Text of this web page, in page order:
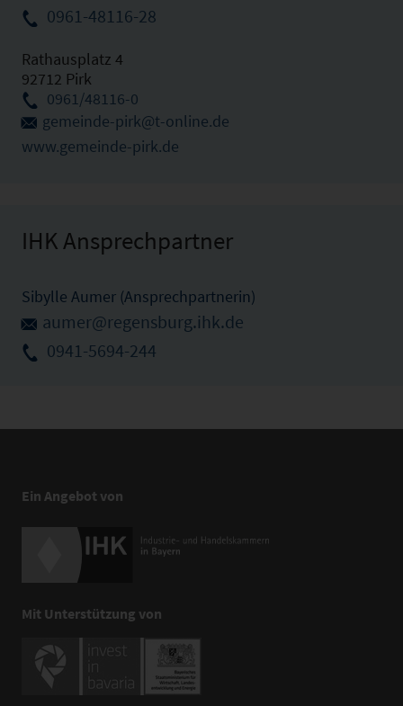
0961-48116-28
Rathausplatz 4
92712 Pirk
0961/48116-0
gemeinde-pirk@t-online.de
www.gemeinde-pirk.de
IHK Ansprechpartner
Sibylle Aumer (Ansprechpartnerin)
aumer@regensburg.ihk.de
0941-5694-244
Ein Angebot von
Mit Unterstützung von